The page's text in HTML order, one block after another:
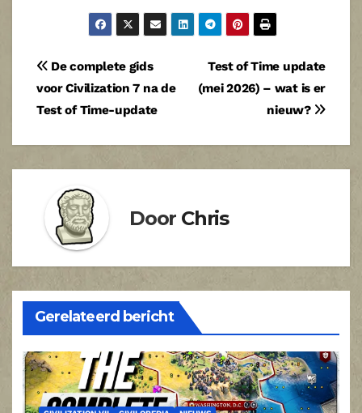
Bericht
navigatie
Test of Time update
(mei 2026) – wat is er
nieuw?
De complete gids
voor Civilization 7 na de
Test of Time-update
Door Chris
Gerelateerd bericht